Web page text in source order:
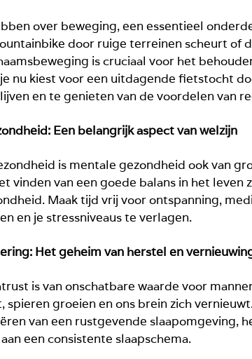
over beweging, een essentieel
door ruige terreinen scheurt of
is cruciaal voor het
nu kiest voor een uitdagende fietstocht
en te genieten van de voordelen van
Een belangrijk aspect van welzijn
is mentale gezondheid ook van
vinden van een goede balans in het
Maak tijd vrij voor ontspanning,
en je stressniveaus te verlagen.
Het geheim van herstel en
is van onschatbare waarde voor
spieren groeien en ons brein zich
van een rustgevende slaapomgeving,
een consistente slaapschema.